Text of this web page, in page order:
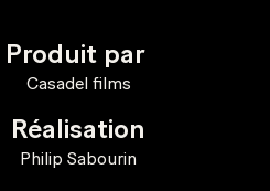
Produit par
Casadel films
Réalisation
Philip Sabourin